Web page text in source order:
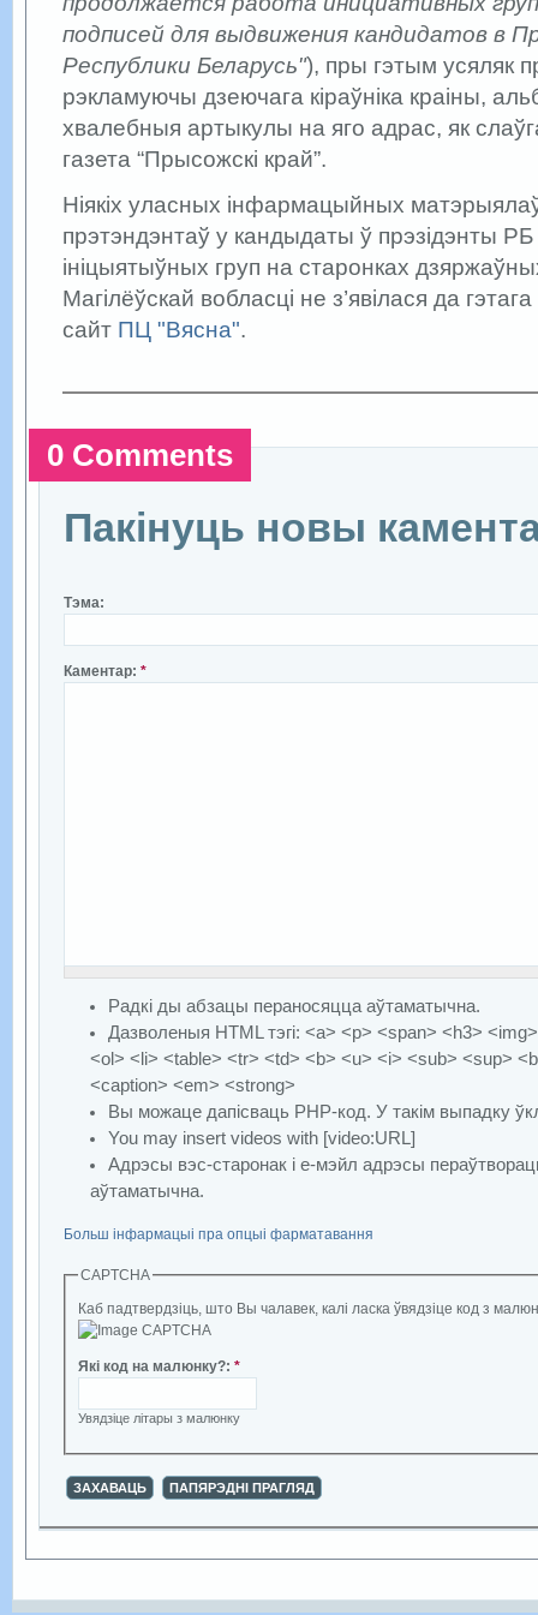
подписей для выдвижения кандидатов в
Республики Беларусь"), пры гэтым усяляк
рэкламуючы дзеючага кіраўніка краіны,
хвалебныя артыкулы на яго адрас, як
газета “Прысожскі край”.
Ніякіх уласных інфармацыйных
прэтэндэнтаў у кандыдаты ў прэзідэнты РБ
ініцыятыўных груп на старонках
Магілёўскай вобласці не з’явілася да
сайт ПЦ "Вясна".
0 Comments
Пакінуць новы
Тэма:
Каментар: *
Радкі ды абзацы пераносяцца аўтаматычна.
Дазволеныя HTML тэгі: <a> <p> <span> <h3>
<ol> <li> <table> <tr> <td> <b> <u> <i> <sub> <sup>
<caption> <em> <strong>
Вы можаце дапісваць PHP-код. У такім выпадку
You may insert videos with [video:URL]
Адрэсы вэс-старонак і е-мэйл адрэсы
аўтаматычна.
Больш інфармацыі пра опцыі фарматавання
CAPTCHA
Каб падтвердзіць, што Вы чалавек, калі ласка ўвядзіце код з
Які код на малюнку?: *
Увядзіце літары з малюнку